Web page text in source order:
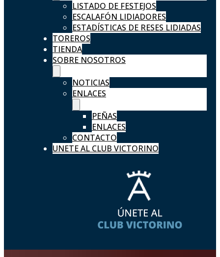
LISTADO DE FESTEJOS
ESCALAFÓN LIDIADORES
ESTADÍSTICAS DE RESES LIDIADAS
TOREROS
TIENDA
SOBRE NOSOTROS
NOTICIAS
ENLACES
PEÑAS
ENLACES
CONTACTO
UNETE AL CLUB VICTORINO